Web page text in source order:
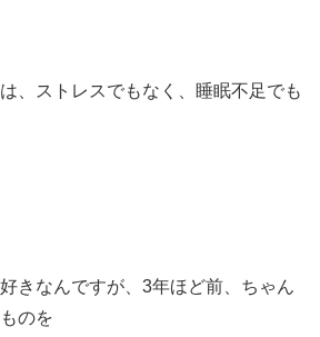
、ストレスでもなく、睡眠不足でも
きなんですが、3年ほど前、ちゃん
のを